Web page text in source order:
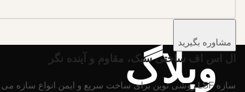
مشاوره بگیرید
ال اس اف ساختی سبک، مقاوم و آینده نگر
سازه LSF روشی نوین برای ساخت سریع و ایمن انواع سازه می باشد که در سطح جهانی مورد استفاده قرار می گیرد.وبلاگ